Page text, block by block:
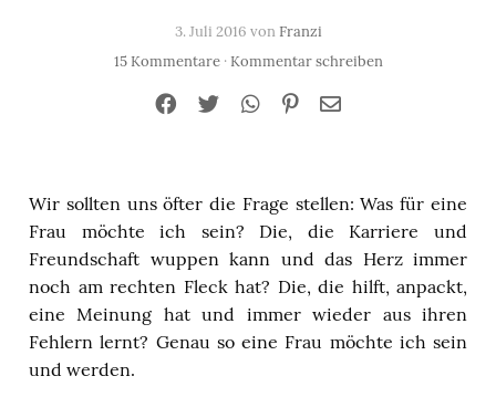
3. Juli 2016 vonFranzi
15 Kommentare· Kommentar schreiben
Wir sollten uns öfter die Frage stellen: Was für eine
Frau möchte ich sein? Die, die Karriere und
Freundschaft wuppen kann und das Herz immer
noch am rechten Fleck hat? Die, die hilft, anpackt,
eine Meinung hat und immer wieder aus ihren
Fehlern lernt? Genau so eine Frau möchte ich sein
und werden.